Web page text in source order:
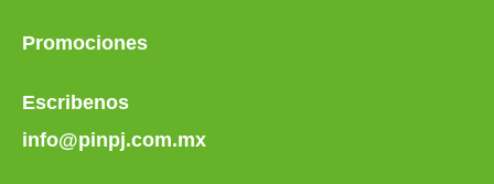
Promociones
Escribenos
info@pinpj.com.mx